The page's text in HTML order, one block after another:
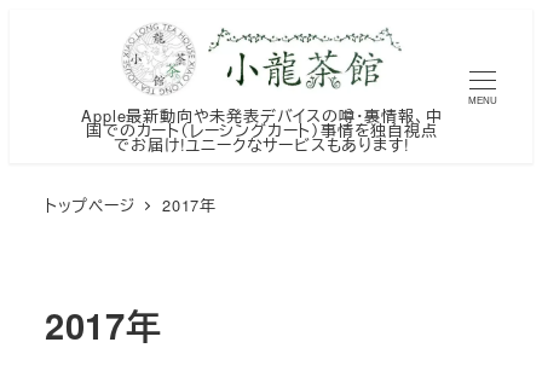
Apple最新動向や未発表デバイスの噂・裏情報、中
国でのカート（レーシングカート）事情を独自視点
でお届け!ユニークなサービスもあります!
MENU
トップページ 2017年
2017年